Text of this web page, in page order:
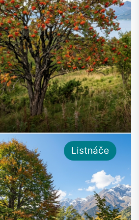
Listnáče